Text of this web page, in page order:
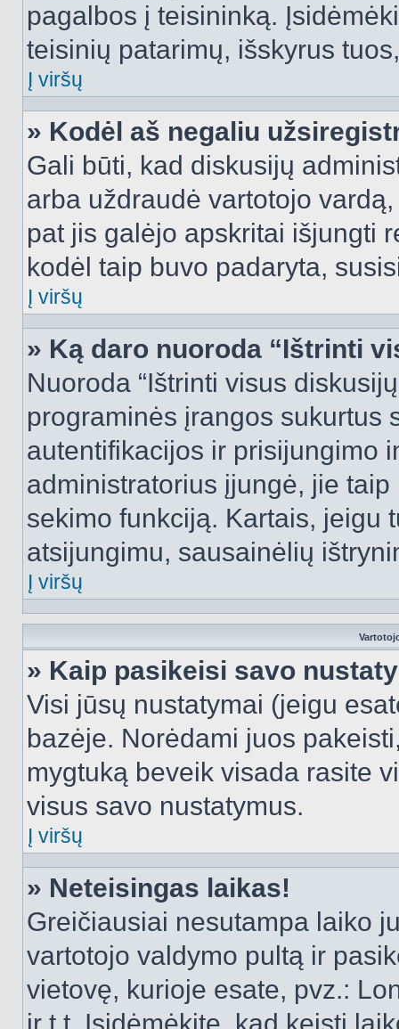
pagalbos į teisininką.
teisinių patarimų, išskyrus
Į viršų
» Kodėl aš negaliu
Gali būti, kad diskusijų
arba uždraudė vartotojo
pat jis galėjo apskritai išjungti
kodėl taip buvo padaryta,
Į viršų
» Ką daro nuoroda “Ištrinti
Nuoroda “Ištrinti visus
programinės įrangos sukurtus
autentifikacijos ir prisijungimo
administratorius įjungė, jie
sekimo funkciją. Kartais, jeigu
atsijungimu, sausainėlių
Į viršų
» Kaip pasikeisi savo
Visi jūsų nustatymai (jeigu
bazėje. Norėdami juos
mygtuką beveik visada rasite
visus savo nustatymus.
Į viršų
» Neteisingas laikas!
Greičiausiai nesutampa laiko
vartotojo valdymo pultą ir
vietovę, kurioje esate, pvz.: